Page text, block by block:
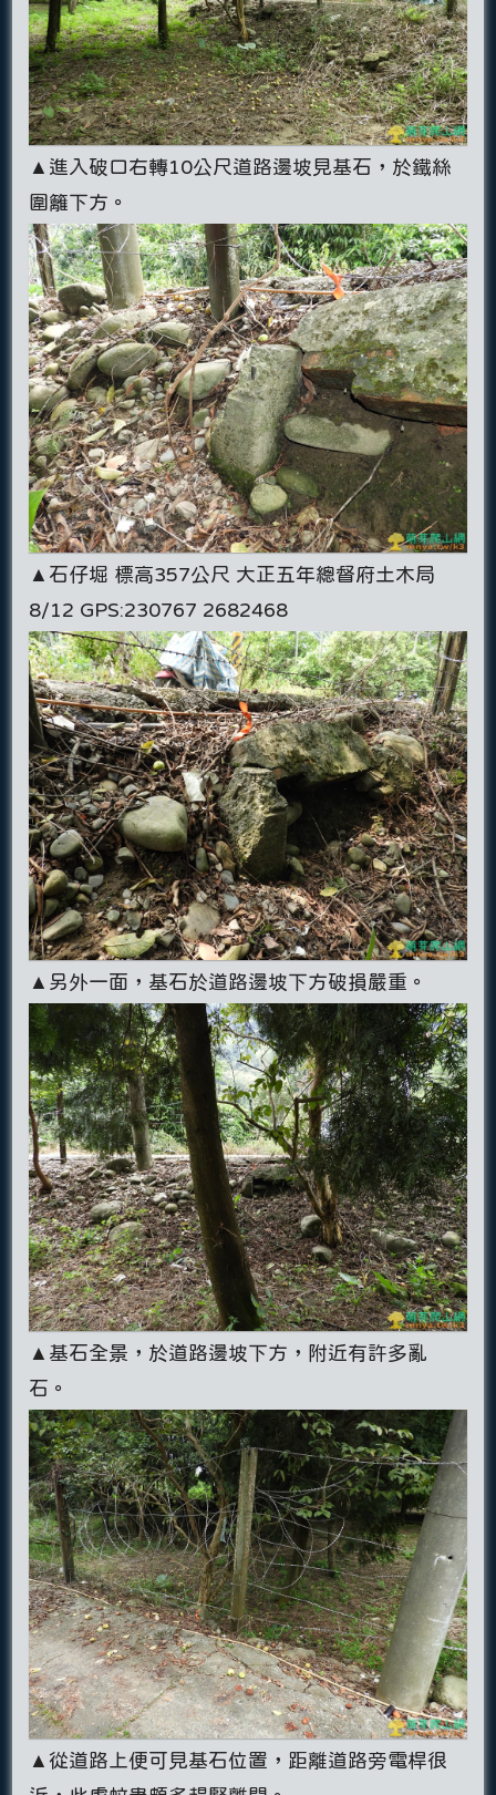
▲進入破口右轉10公尺道路邊坡見基石，於鐵絲
圍籬下方。
▲石仔堀 標高357公尺 大正五年總督府土木局
8/12 GPS:230767 2682468
▲另外一面，基石於道路邊坡下方破損嚴重。
▲基石全景，於道路邊坡下方，附近有許多亂
石。
▲從道路上便可見基石位置，距離道路旁電桿很